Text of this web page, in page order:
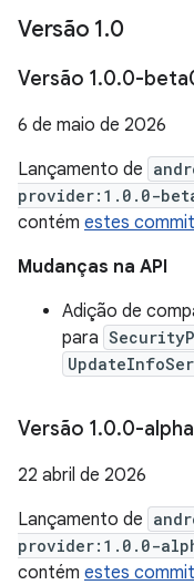
Versão 1.0
Versão 1.0.0-
6 de maio de 2026
Lançamento de
provider:1.0.0-
contém estes
Mudanças na API
Adição de
para
Versão 1.0.0-
22 abril de 2026
Lançamento de
provider:1.0.0-
contém estes